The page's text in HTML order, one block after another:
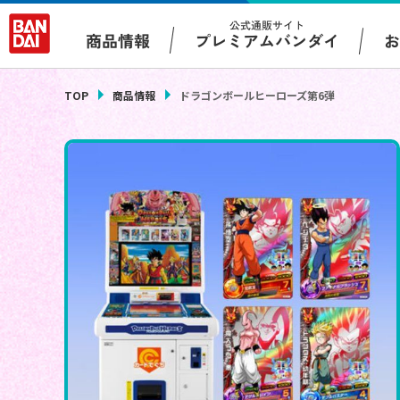
商品情報
公式通販サイト
プレミアムバンダイ
TOP 商品情報 ドラゴンボールヒーローズ第6弾